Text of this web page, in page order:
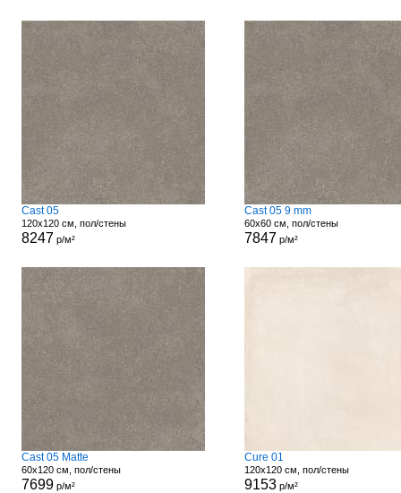
Cast 05
120x120 см, пол/стены
8247 р/м²
Cast 05 9 mm
60x60 см, пол/стены
7847 р/м²
Cast 05 Matte
60x120 см, пол/стены
7699р/м²
Cure 01
120x120 см, пол/стены
9153р/м²